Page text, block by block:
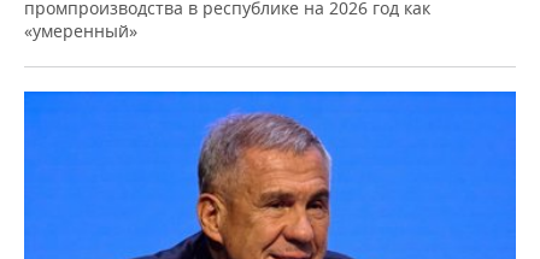
промпроизводства в республике на 2026 год как
«умеренный»